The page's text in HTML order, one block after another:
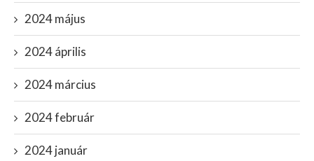
2024 május
2024 április
2024 március
2024 február
2024 január